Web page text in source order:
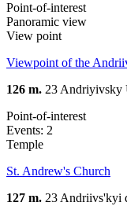
Point-of-interest
Panoramic view
View point
Viewpoint of the
126 m. 23 Andriyivsky
Point-of-interest
Events: 2
Temple
St. Andrew's Church
127 m. 23 Andriivs'kyi